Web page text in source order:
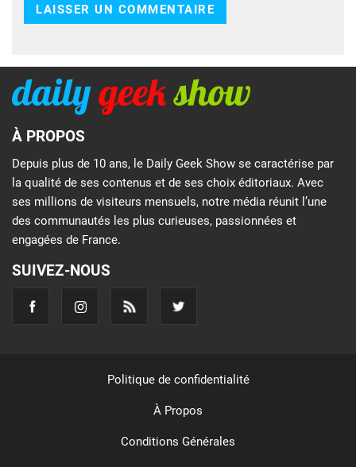
À PROPOS
Depuis plus de 10 ans, le Daily Geek Show se caractérise par
la qualité de ses contenus et de ses choix éditoriaux. Avec
ses millions de visiteurs mensuels, notre média réunit l’une
des communautés les plus curieuses, passionnées et
engagées de France.
SUIVEZ-NOUS
Politique de confidentialité
À Propos
Conditions Générales